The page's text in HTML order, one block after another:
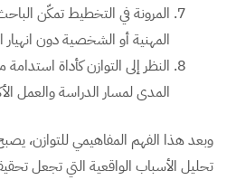
المرونة في التخطيط تمكّن
المهنية أو الشخصية دون انهيار
النظر إلى التوازن كأداة
المدى لمسار الدراسة والعمل
وبعد هذا الفهم المفاهيمي للتوازن،
تحليل الأسباب الواقعية التي تجعل